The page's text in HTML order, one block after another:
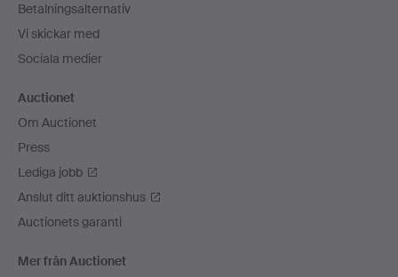
Betalningsalternativ
Vi skickar med
Sociala medier
Auctionet
Om Auctionet
Press
Lediga jobb
Anslut ditt auktionshus
Auctionets garanti
Mer från Auctionet